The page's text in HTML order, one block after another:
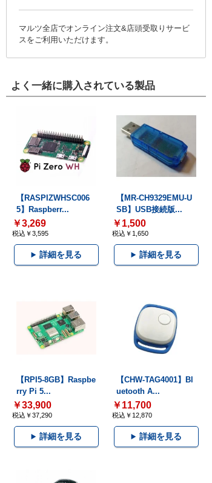
マルツ全店でオンライン注文&店頭受取りサービ
スをご利用いただけます。
よく一緒に購入されている製品
【RASPIZWHSC006
5】Raspberr...
￥3,269
税込￥3,595
詳細を見る
【MR-CH9329EMU-U
SB】USB接続版...
￥1,500
税込￥1,650
詳細を見る
【RPI5-8GB】Raspbe
rry Pi 5...
￥33,900
税込￥37,290
詳細を見る
【CHW-TAG4001】Bl
uetooth A...
￥11,700
税込￥12,870
詳細を見る